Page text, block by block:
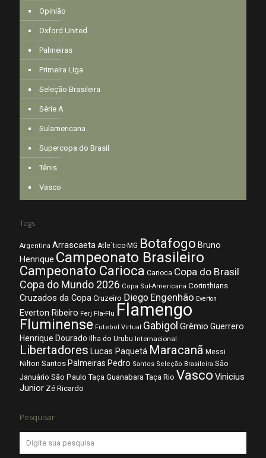
Opinião
Oxford United
Palmeiras
Primeira Liga
Seleção Brasileira
Série A
Sulamericana
Supercopa do Brasil
Tênis
Vasco
Tags
Argentina Arrascaeta Atle´tico-MG Botafogo Bruno
Henrique Campeonato Brasileiro
Campeonato Carioca Carioca Copa do Brasil
Copa do Mundo 2026 Copa Sul-Americana Corinthians
Cruzados da Copa Cruzeiro Diego Engenhão Everton
Everton Ribeiro Ferj Fla-Flu Flamengo
Fluminense Futebol Virtual Gabigol Grêmio Guerrero
Henrique Dourado Ilha do Urubu Internacional
Libertadores Lucas Paquetá Maracanã Messi
Nilton Santos Palmeiras Pedro Santos Seleção Brasileira São
Januário São Paulo Taça Guanabara Taça Rio Vasco Vinicius
Junior Zé Ricardo
Pesquisar